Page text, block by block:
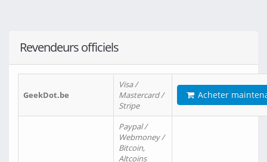
Revendeurs officiels
GeekDot.be
Visa /
Mastercard /
Stripe
Acheter
Paypal /
Webmoney /
Bitcoin,
Altcoins